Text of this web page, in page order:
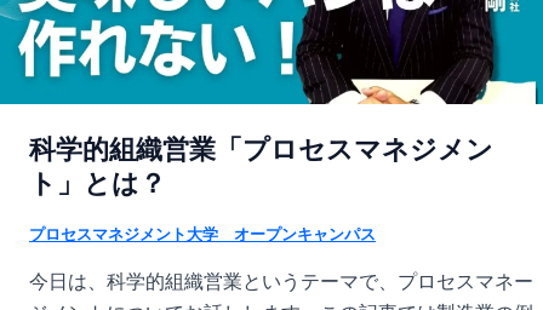
科学的組織営業「プロセスマネジメン
ト」とは？
プロセスマネジメント大学 オープンキャンパス
今日は、科学的組織営業というテーマで、プロセスマネー